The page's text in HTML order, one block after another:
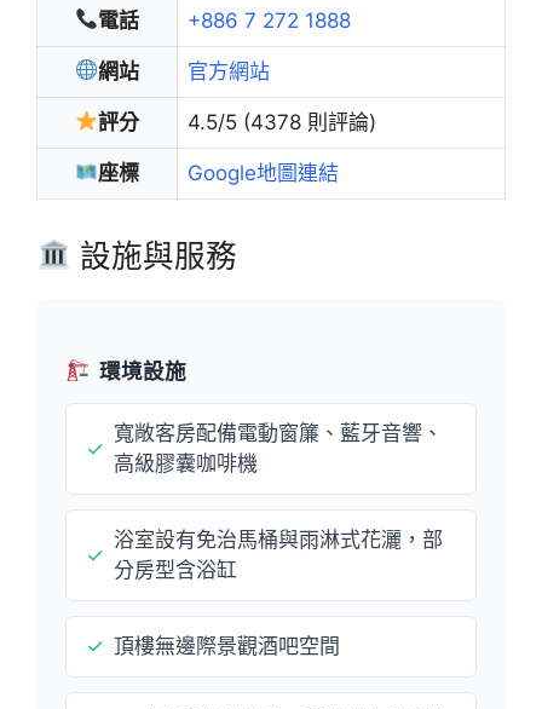
電話 +886 7 272 1888
網站 官方網站
評分 4.5/5 (4378 則評論)
座標 Google地圖連結
設施與服務
環境設施
✓
寬敞客房配備電動窗簾、藍牙音響、
高級膠囊咖啡機
✓
浴室設有免治馬桶與雨淋式花灑，部
分房型含浴缸
✓ 頂樓無邊際景觀酒吧空間